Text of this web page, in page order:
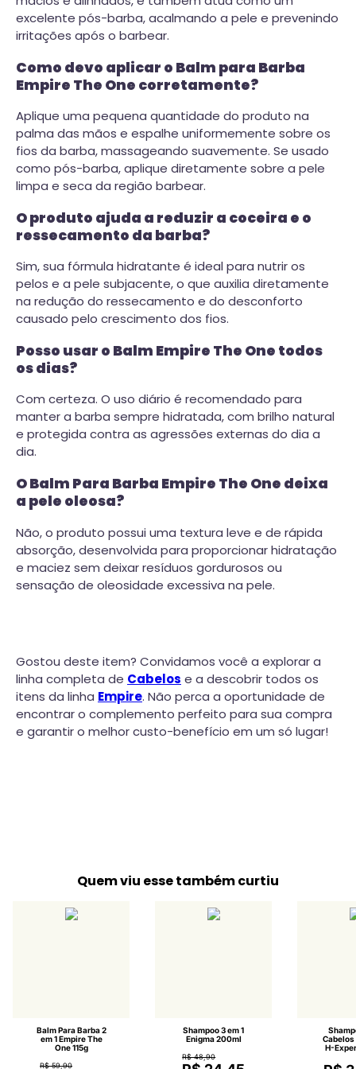
excelente pós-barba, acalmando a pele e prevenindo
irritações após o barbear.
Como devo aplicar o Balm para Barba
Empire The One corretamente?
Aplique uma pequena quantidade do produto na
palma das mãos e espalhe uniformemente sobre os
fios da barba, massageando suavemente. Se usado
como pós-barba, aplique diretamente sobre a pele
limpa e seca da região barbear.
O produto ajuda a reduzir a coceira e o
ressecamento da barba?
Sim, sua fórmula hidratante é ideal para nutrir os
pelos e a pele subjacente, o que auxilia diretamente
na redução do ressecamento e do desconforto
causado pelo crescimento dos fios.
Posso usar o Balm Empire The One todos
os dias?
Com certeza. O uso diário é recomendado para
manter a barba sempre hidratada, com brilho natural
e protegida contra as agressões externas do dia a
dia.
O Balm Para Barba Empire The One deixa
a pele oleosa?
Não, o produto possui uma textura leve e de rápida
absorção, desenvolvida para proporcionar hidratação
e maciez sem deixar resíduos gordurosos ou
sensação de oleosidade excessiva na pele.
Gostou deste item? Convidamos você a explorar a
linha completa de Cabelos e a descobrir todos os
itens da linha Empire. Não perca a oportunidade de
encontrar o complemento perfeito para sua compra
e garantir o melhor custo-benefício em um só lugar!
Quem viu esse também curtiu
Balm Para Barba 2
em 1 Empire The
One 115g
R$ 59,90
Shampoo 3 em 1
Enigma 200ml
R$ 48,90
H-